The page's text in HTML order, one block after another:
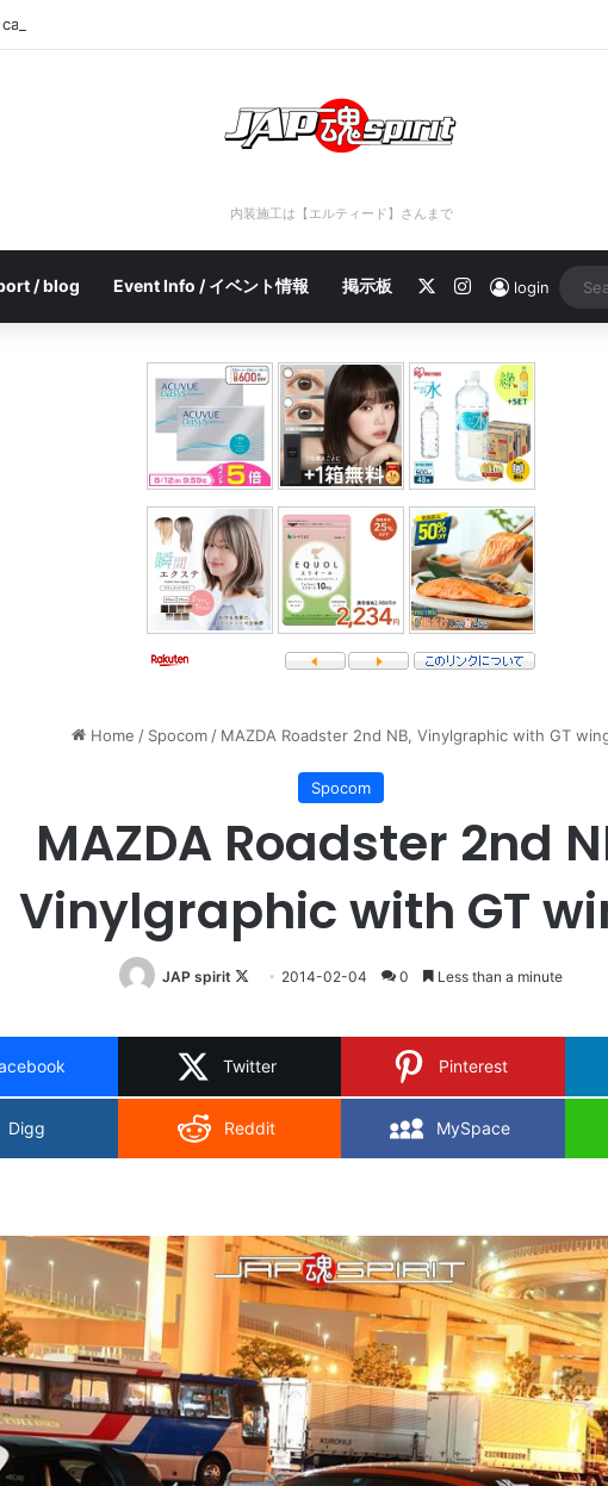
report 2023/04/28 C
内装施工は【エルティード】さんまで
/ blog Event Info / イベント情報 掲示板 Instagram
login
Home / Spocom / MAZDA Roadster 2nd NB, Vinylgraphic with GT
Spocom
MAZDA Roadster 2nd
Vinylgraphic with GT
JAP spirit
Follow
X
2014-02-04 0 Less than a minute
Twitter Pinterest
Digg Reddit MySpace